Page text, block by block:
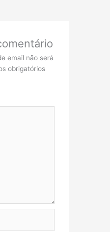
email não será
obrigatórios